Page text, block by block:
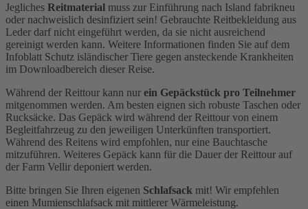
Jegliches Reitmaterial muss zur Einführung nach Island fabrikneu
oder nachweislich desinfiziert sein! Gebrauchte Reitbekleidung aus
Leder darf nicht eingeführt werden, da sie nicht ausreichend
gereinigt werden kann. Weitere Informationen finden Sie auf dem
Infoblatt Schutz isländischer Tiere gegen ansteckende Krankheiten
im Downloadbereich dieser Reise.
Während der Reittour kann nur ein Gepäckstück pro Teilnehmer
mitgenommen werden. Am besten eignen sich robuste Taschen oder
Rucksäcke. Das Gepäck wird während der Reittour von einem
Begleitfahrzeug zu den jeweiligen Unterkünften transportiert.
Während des Reitens wird empfohlen, nur eine Bauchtasche
mitzuführen. Weiteres Gepäck kann für die Dauer der Reittour auf
der Farm Vellir deponiert werden.
Bitte bringen Sie Ihren eigenen Schlafsack mit! Wir empfehlen
einen Mumienschlafsack mit mittlerer Wärmeleistung.